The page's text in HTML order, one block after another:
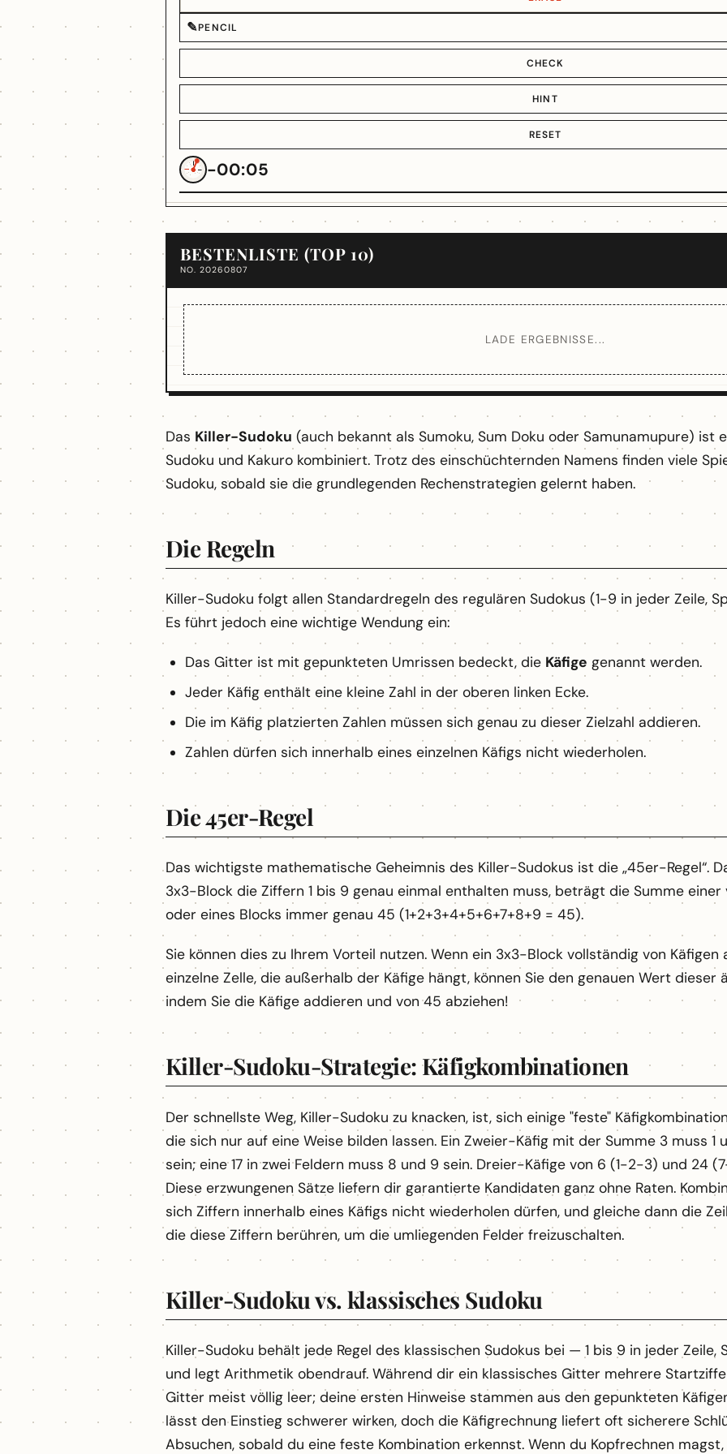
✎PENCIL
CHECK
HINT
RESET
-00:05
BESTENLISTE (TOP 10)
NO. 20260807
LADE ERGEBNISSE...
Das Killer-Sudoku (auch bekannt als Sumoku, Sum Doku oder Samunamupure) ist
Sudoku und Kakuro kombiniert. Trotz des einschüchternden Namens finden viele
Sudoku, sobald sie die grundlegenden Rechenstrategien gelernt haben.
Die Regeln
Killer-Sudoku folgt allen Standardregeln des regulären Sudokus (1-9 in jeder Zeile,
Es führt jedoch eine wichtige Wendung ein:
Das Gitter ist mit gepunkteten Umrissen bedeckt, die Käfige genannt werden.
Jeder Käfig enthält eine kleine Zahl in der oberen linken Ecke.
Die im Käfig platzierten Zahlen müssen sich genau zu dieser Zielzahl addieren.
Zahlen dürfen sich innerhalb eines einzelnen Käfigs nicht wiederholen.
Die 45er-Regel
Das wichtigste mathematische Geheimnis des Killer-Sudokus ist die „45er-Regel“.
3x3-Block die Ziffern 1 bis 9 genau einmal enthalten muss, beträgt die Summe einer
oder eines Blocks immer genau 45 (1+2+3+4+5+6+7+8+9 = 45).
Sie können dies zu Ihrem Vorteil nutzen. Wenn ein 3x3-Block vollständig von
einzelne Zelle, die außerhalb der Käfige hängt, können Sie den genauen Wert dieser
indem Sie die Käfige addieren und von 45 abziehen!
Killer-Sudoku-Strategie: Käfigkombinationen
Der schnellste Weg, Killer-Sudoku zu knacken, ist, sich einige "feste"
die sich nur auf eine Weise bilden lassen. Ein Zweier-Käfig mit der Summe 3 muss 1
sein; eine 17 in zwei Feldern muss 8 und 9 sein. Dreier-Käfige von 6 (1-2-3) und 24
Diese erzwungenen Sätze liefern dir garantierte Kandidaten ganz ohne Raten.
sich Ziffern innerhalb eines Käfigs nicht wiederholen dürfen, und gleiche dann die
die diese Ziffern berühren, um die umliegenden Felder freizuschalten.
Killer-Sudoku vs. klassisches Sudoku
Killer-Sudoku behält jede Regel des klassischen Sudokus bei — 1 bis 9 in jeder
und legt Arithmetik obendrauf. Während dir ein klassisches Gitter mehrere
Gitter meist völlig leer; deine ersten Hinweise stammen aus den gepunkteten
lässt den Einstieg schwerer wirken, doch die Käfigrechnung liefert oft sicherere
Absuchen, sobald du eine feste Kombination erkennst. Wenn du Kopfrechnen